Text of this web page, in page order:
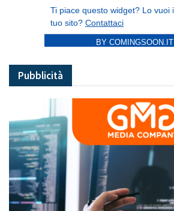
BY COMINGSOON.IT
Pubblicità